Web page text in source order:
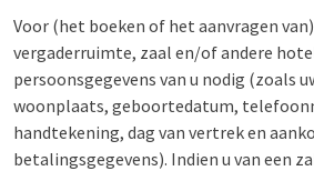
Voor (het boeken of het aanvragen
vergaderruimte, zaal en/of andere
persoonsgegevens van u nodig (zoals
woonplaats, geboortedatum,
handtekening, dag van vertrek en
betalingsgegevens). Indien u van een